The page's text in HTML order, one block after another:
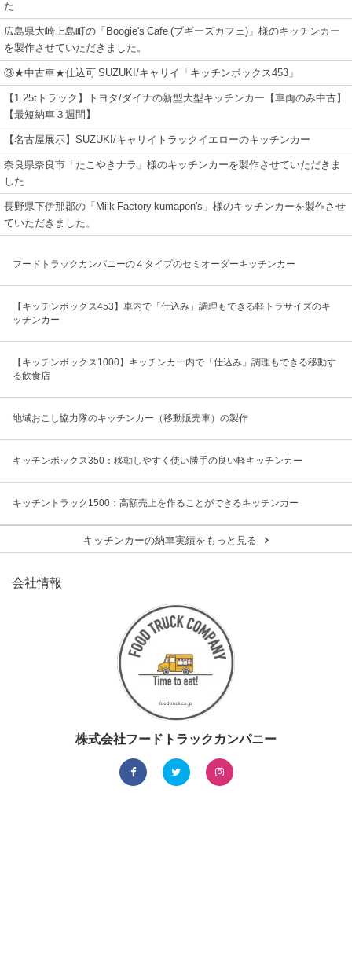
た
広島県大崎上島町の「Boogie's Cafe (ブギーズカフェ)」様のキッチンカー
を製作させていただきました。
③★中古車★仕込可 SUZUKI/キャリイ「キッチンボックス453」
【1.25tトラック】トヨタ/ダイナの新型大型キッチンカー【車両のみ中古】
【最短納車３週間】
【名古屋展示】SUZUKI/キャリイトラックイエローのキッチンカー
奈良県奈良市「たこやきナラ」様のキッチンカーを製作させていただきま
した
長野県下伊那郡の「Milk Factory kumapon's」様のキッチンカーを製作させ
ていただきました。
フードトラックカンパニーの４タイプのセミオーダーキッチンカー
【キッチンボックス453】車内で「仕込み」調理もできる軽トラサイズのキ
ッチンカー
【キッチンボックス1000】キッチンカー内で「仕込み」調理もできる移動す
る飲食店
地域おこし協力隊のキッチンカー（移動販売車）の製作
キッチンボックス350：移動しやすく使い勝手の良い軽キッチンカー
キッチントラック1500：高額売上を作ることができるキッチンカー
キッチンカーの納車実績をもっと見る
会社情報
株式会社フードトラックカンパニー